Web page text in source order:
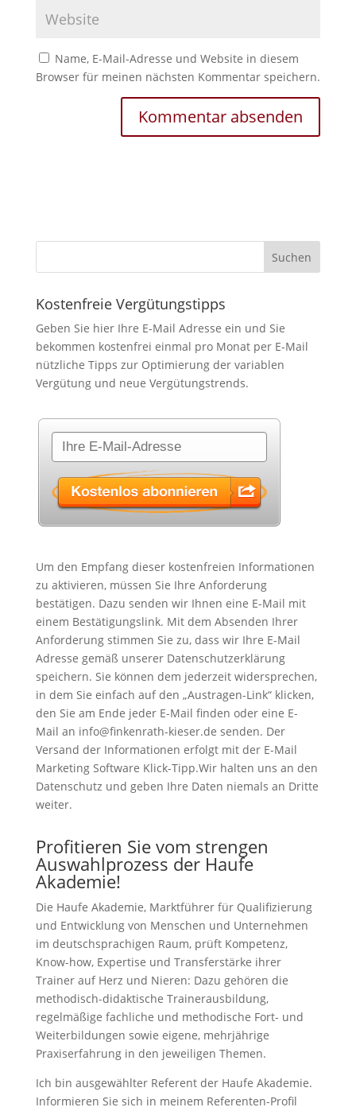
Name, E-Mail-Adresse und Website in diesem
Browser für meinen nächsten Kommentar speichern.
Kostenfreie Vergütungstipps
Geben Sie hier Ihre E-Mail Adresse ein und Sie
bekommen kostenfrei einmal pro Monat per E-Mail
nützliche Tipps zur Optimierung der variablen
Vergütung und neue Vergütungstrends.
Um den Empfang dieser kostenfreien Informationen
zu aktivieren, müssen Sie Ihre Anforderung
bestätigen. Dazu senden wir Ihnen eine E-Mail mit
einem Bestätigungslink. Mit dem Absenden Ihrer
Anforderung stimmen Sie zu, dass wir Ihre E-Mail
Adresse gemäß unserer Datenschutzerklärung
speichern. Sie können dem jederzeit widersprechen,
in dem Sie einfach auf den „Austragen-Link“ klicken,
den Sie am Ende jeder E-Mail finden oder eine E-
Mail an info@finkenrath-kieser.de senden. Der
Versand der Informationen erfolgt mit der E-Mail
Marketing Software Klick-Tipp.Wir halten uns an den
Datenschutz und geben Ihre Daten niemals an Dritte
weiter.
Profitieren Sie vom strengen
Auswahlprozess der Haufe
Akademie!
Die Haufe Akademie, Marktführer für Qualifizierung
und Entwicklung von Menschen und Unternehmen
im deutschsprachigen Raum, prüft Kompetenz,
Know-how, Expertise und Transferstärke ihrer
Trainer auf Herz und Nieren: Dazu gehören die
methodisch-didaktische Trainerausbildung,
regelmäßige fachliche und methodische Fort- und
Weiterbildungen sowie eigene, mehrjährige
Praxiserfahrung in den jeweiligen Themen.
Ich bin ausgewählter Referent der Haufe Akademie.
Informieren Sie sich in meinem Referenten-Profil